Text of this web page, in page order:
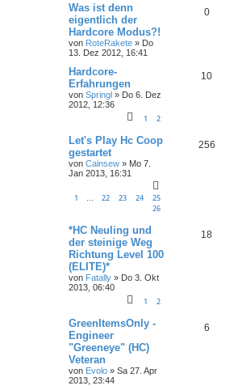
Was ist denn
eigentlich der
Hardcore Modus?!
von RoteRakete » Do
13. Dez 2012, 16:41
0
Hardcore-
Erfahrungen
von Springl » Do 6. Dez
2012, 12:36
1 2
10
Let's Play Hc Coop
gestartet
von Cainsew » Mo 7.
Jan 2013, 16:31
1 … 22 23 24
25
26
256
*HC Neuling und
der steinige Weg
Richtung Level 100
(ELITE)*
von Fatally » Do 3. Okt
2013, 06:40
1 2
18
GreenItemsOnly -
Engineer
"Greeneye" (HC)
Veteran
von Evolo » Sa 27. Apr
2013, 23:44
6